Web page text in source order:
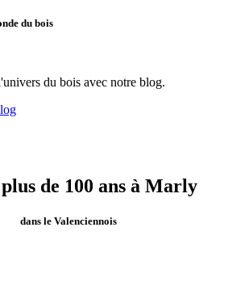
du bois
du bois avec notre blog.
de 100 ans à Marly
dans le Valenciennois